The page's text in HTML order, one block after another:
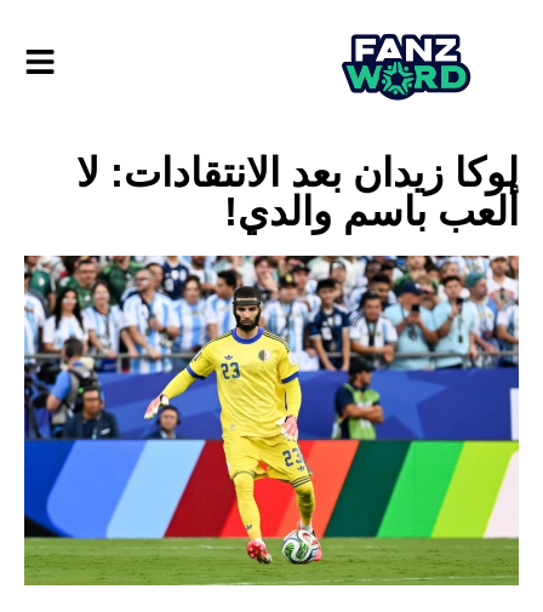
لوكا زيدان بعد الانتقادات: لا
ألعب باسم والدي!